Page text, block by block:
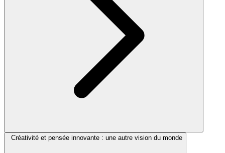
Créativité et pensée innovante : une autre vision du monde